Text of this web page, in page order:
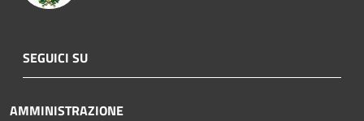
SEGUICI SU
AMMINISTRAZIONE